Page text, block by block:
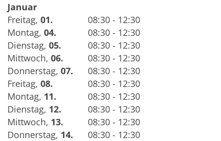
Januar
Freitag, 01.
08:30 - 12:30
Montag, 04.
08:30 - 12:30
Dienstag, 05.
08:30 - 12:30
Mittwoch, 06.
08:30 - 12:30
Donnerstag, 07.
08:30 - 12:30
Freitag, 08.
08:30 - 12:30
Montag, 11.
08:30 - 12:30
Dienstag, 12.
08:30 - 12:30
Mittwoch, 13.
08:30 - 12:30
Donnerstag, 14. 08:30 - 12:30